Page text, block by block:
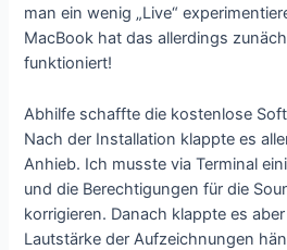
man ein wenig „Live“
MacBook hat das allerdings
funktioniert!
Abhilfe schaffte die kostenlose
Nach der Installation klappte es
Anhieb. Ich musste via Terminal
und die Berechtigungen für die
korrigieren. Danach klappte es
Lautstärke der Aufzeichnungen